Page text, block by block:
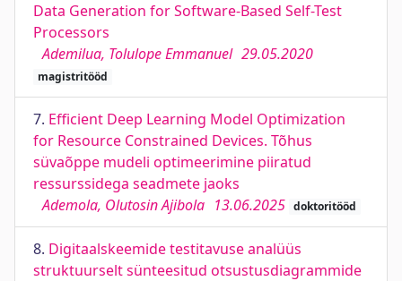
Data Generation for Software-Based Self-Test
Processors
Ademilua, Tolulope Emmanuel 29.05.2020
magistritööd
7. Efficient Deep Learning Model Optimization
for Resource Constrained Devices. Tõhus
süvaõppe mudeli optimeerimine piiratud
ressurssidega seadmete jaoks
Ademola, Olutosin Ajibola 13.06.2025 doktoritööd
8. Digitaalskeemide testitavuse analüüs
struktuurselt sünteesitud otsustusdiagrammide